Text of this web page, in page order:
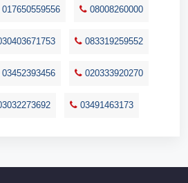
017650559556 08008260000
083319259552
03452393456 020333920270
03491463173